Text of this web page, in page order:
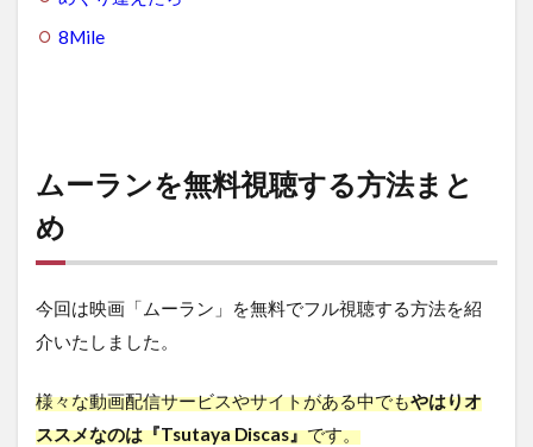
8Mile
ムーランを無料視聴する方法まと
め
今回は映画「ムーラン」を無料でフル視聴する方法を紹
介いたしました。
様々な動画配信サービスやサイトがある中でもやはりオ
ススメなのは『Tsutaya Discas』です。